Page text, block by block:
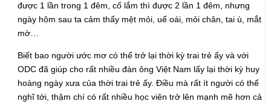
được 1 lần trong 1 đêm, cố lắm thì được 2 lần 1 đêm, nhưng
ngày hôm sau ta cảm thấy mệt mỏi, uể oái, mỏi chân, tai ù, mắt
mờ…
Biết bao người ước mơ có thể trở lại thời kỳ trai trẻ ấy và với
ODC đã giúp cho rất nhiều đàn ông Việt Nam lấy lại thời kỳ huy
hoàng ngày xưa của thời trai trẻ ấy. Điều mà rất ít người có thể
nghĩ tới, thậm chí có rất nhiều học viên trở lên mạnh mẽ hơn cả